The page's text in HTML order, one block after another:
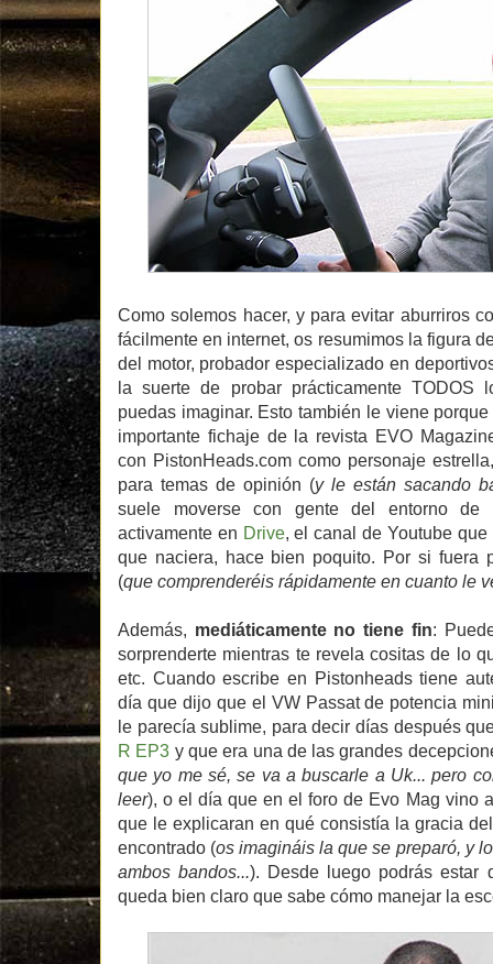
Como solemos hacer, y para evitar aburriros
fácilmente en internet, os resumimos la figura
del motor, probador especializado en
la suerte de probar prácticamente TODOS
puedas imaginar. Esto también le viene
importante fichaje de la revista EVO
con PistonHeads.com como personaje
para temas de opinión (y le están sacando
suele moverse con gente del entorno de
activamente en Drive, el canal de Youtube
que naciera, hace bien poquito. Por si fuera
(que comprenderéis rápidamente en cuanto le
Además, mediáticamente no tiene fin:
sorprenderte mientras te revela cositas de lo
etc. Cuando escribe en Pistonheads tiene
día que dijo que el VW Passat de potencia
le parecía sublime, para decir días después
R EP3 y que era una de las grandes
que yo me sé, se va a buscarle a Uk... pero
leer), o el día que en el foro de Evo Mag vino
que le explicaran en qué consistía la gracia
encontrado (os imagináis la que se preparó, y
ambos bandos...). Desde luego podrás estar
queda bien claro que sabe cómo manejar la